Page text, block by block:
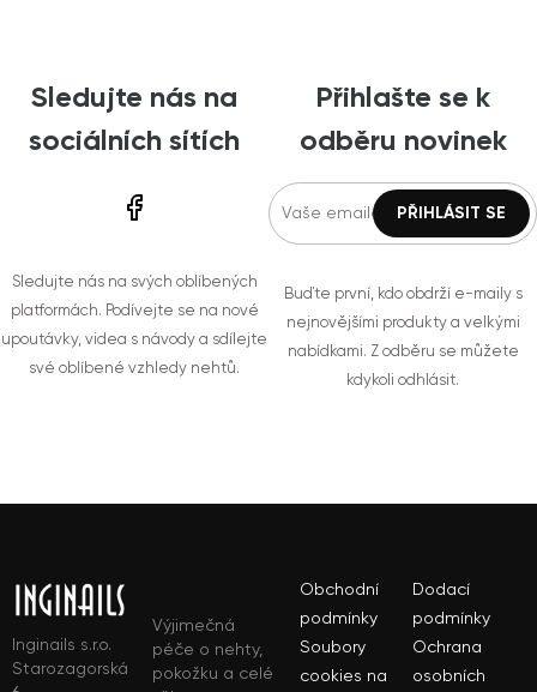
Sledujte nás na
sociálních sítích
Sledujte nás na svých oblíbených
platformách. Podívejte se na nové
upoutávky, videa s návody a sdílejte
své oblíbené vzhledy nehtů.
Přihlašte se k
odběru novinek
Buďte první, kdo obdrží e-maily s
nejnovějšími produkty a velkými
nabídkami. Z odběru se můžete
kdykoli odhlásit.
Inginails s.r.o.
Starozagorská
Výjimečná
péče o nehty,
pokožku a celé
Obchodní
podmínky
Dodací
podmínky
Soubory
cookies na
Ochrana
osobních